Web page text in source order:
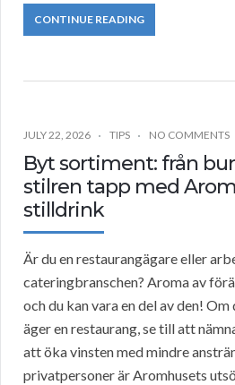
CONTINUE READING
JULY 22, 2026 TIPS NO COMMENTS
Byt sortiment: från
stilren tapp med
stilldrink
Är du en restaurangägare eller
cateringbranschen? Aroma av
och du kan vara en del av den!
äger en restaurang, se till att
att öka vinsten med mindre
privatpersoner är Aromhusets